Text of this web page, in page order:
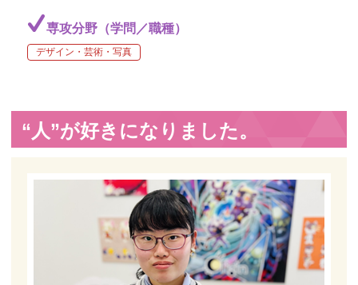
専攻分野（学問／職種）
デザイン・芸術・写真
“人”が好きになりました。